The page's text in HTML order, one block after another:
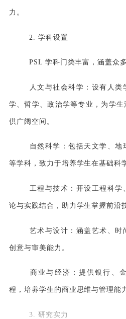
力。
2. 学科设置
PSL 学科门类丰富，涵盖众
人文与社会科学 ：设有人
学、哲学、政治学等专业，为学
供广阔空间。
自然科学 ：包括天文学、
等学科，致力于培养学生在基础科
工程与技术 ：开设工程科
论与实践结合，助力学生掌握前沿
艺术与设计 ：涵盖艺术、
创意与审美能力。
商业与经济 ：提供银行、
程，培养学生的商业思维与管理能
3. 研究实力